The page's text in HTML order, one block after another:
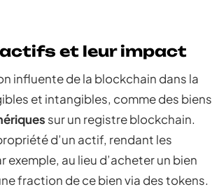
et leur impact
influente de la blockchain dans la
et intangibles, comme des biens
sur un registre blockchain.
d’un actif, rendant les
au lieu d’acheter un bien
fraction de ce bien via des tokens.